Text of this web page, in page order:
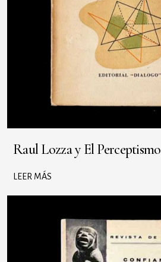
Raul Lozza y El Perceptismo
LEER MÁS